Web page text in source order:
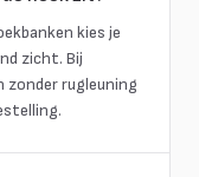
kies je
zicht. Bij
zonder rugleuning